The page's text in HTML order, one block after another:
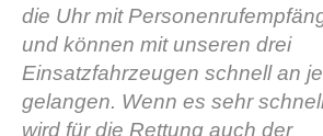
Centres de secours
die Uhr mit
und können mit unseren drei
Einsatzfahrzeugen schnell an
gelangen. Wenn es sehr
wird für die Rettung auch der